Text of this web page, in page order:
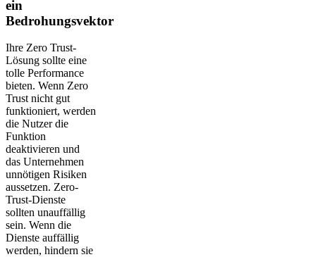
ein
Bedrohungsvektor
Ihre Zero Trust-
Lösung sollte eine
tolle Performance
bieten. Wenn Zero
Trust nicht gut
funktioniert, werden
die Nutzer die
Funktion
deaktivieren und
das Unternehmen
unnötigen Risiken
aussetzen. Zero-
Trust-Dienste
sollten unauffällig
sein. Wenn die
Dienste auffällig
werden, hindern sie